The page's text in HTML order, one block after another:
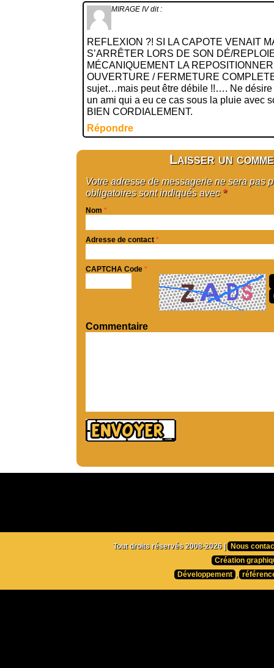
MIRAGE IV dit :
REFLEXION ?! SI LA CAPOTE VENAIT
S’ARRÊTER LORS DE SON DÉ/
MÉCANIQUEMENT LA
OUVERTURE / FERMETURE
sujet…mais peut être débile !!…. Ne désire
un ami qui a eu ce cas sous la pluie avec
BIEN CORDIALEMENT.
Répondre
Laisser un
Votre adresse de messagerie ne sera pas
obligatoires sont indiqués avec *
Nom *
Adresse de contact *
CAPTCHA Code *
Commentaire
Tout droits réservés 2008-2026 |
Nous
Création
Développement ,